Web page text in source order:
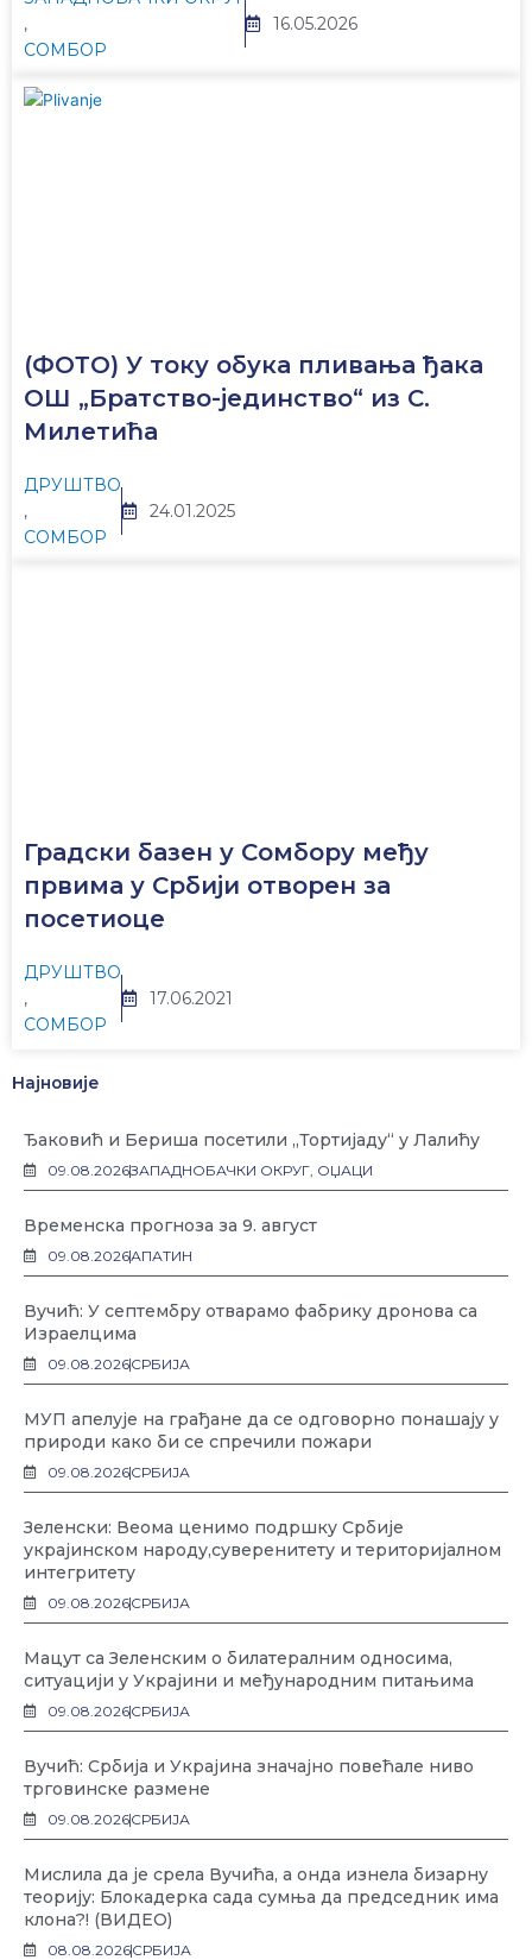
,
СОМБОР
16.05.2026
(ФОТО) У току обука пливања ђака
ОШ „Братство-јединство“ из С.
Милетића
ДРУШТВО
,
СОМБОР
24.01.2025
Градски базен у Сомбору међу
првима у Србији отворен за
посетиоце
ДРУШТВО
,
СОМБОР
17.06.2021
Најновије
Ђаковић и Бериша посетили „Тортијаду“ у Лалићу
09.08.2026ЗАПАДНОБАЧКИ ОКРУГ, ОЏАЦИ
Временска прогноза за 9. август
09.08.2026АПАТИН
Вучић: У септембру отварамо фабрику дронова са
Израелцима
09.08.2026СРБИЈА
МУП апелује на грађане да се одговорно понашају у
природи како би се спречили пожари
09.08.2026СРБИЈА
Зеленски: Веома ценимо подршку Србије
украјинском народу,суверенитету и територијалном
интегритету
09.08.2026СРБИЈА
Мацут са Зеленским о билатералним односима,
ситуацији у Украјини и међународним питањима
09.08.2026СРБИЈА
Вучић: Србија и Украјина значајно повећале ниво
трговинске размене
09.08.2026СРБИЈА
Мислила да је срела Вучића, а онда изнела бизарну
теорију: Блокадерка сада сумња да председник има
клона?! (ВИДЕО)
08.08.2026СРБИЈА